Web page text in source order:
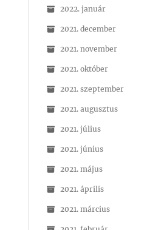
2022. január
2021. december
2021. november
2021. október
2021. szeptember
2021. augusztus
2021. július
2021. június
2021. május
2021. április
2021. március